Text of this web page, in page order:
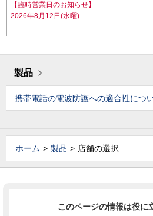
【臨時営業日のお知らせ】
2026年8月12日(水曜)
製品
携帯電話の電波防護への適合性につ
ホーム 製品 店舗の選択
このページの情報は役に